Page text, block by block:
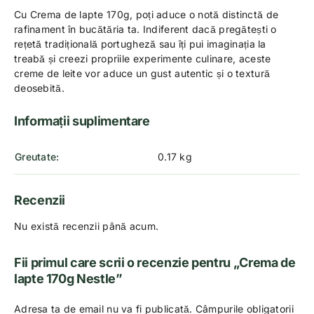
Cu Crema de lapte 170g, poți aduce o notă distinctă de
rafinament în bucătăria ta. Indiferent dacă pregătești o
rețetă tradițională portugheză sau îți pui imaginația la
treabă și creezi propriile experimente culinare, aceste
creme de leite vor aduce un gust autentic și o textură
deosebită.
Informații suplimentare
Greutate 0.17 kg
Recenzii
Nu există recenzii până acum.
Fii primul care scrii o recenzie pentru „Crema de
lapte 170g Nestle”
Adresa ta de email nu va fi publicată. Câmpurile obligatorii